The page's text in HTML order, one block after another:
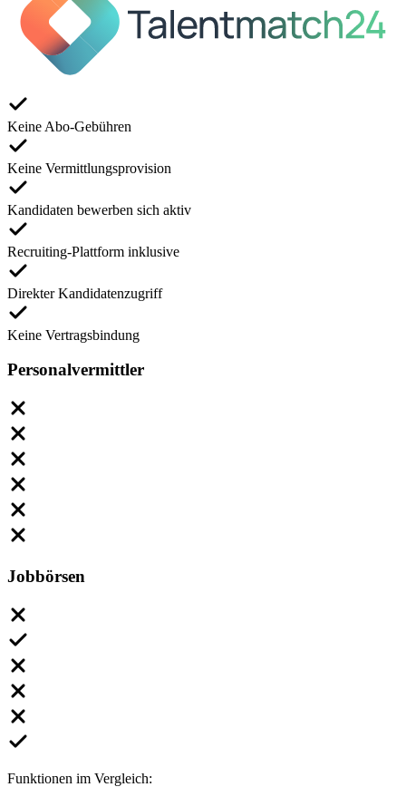
Keine Abo-Gebühren
Keine Vermittlungsprovision
Kandidaten bewerben sich aktiv
Recruiting-Plattform inklusive
Direkter Kandidatenzugriff
Keine Vertragsbindung
Personalvermittler
Jobbörsen
Funktionen im Vergleich: